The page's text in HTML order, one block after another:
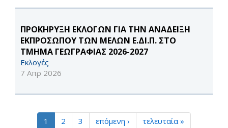
ΠΡΟΚΗΡΥΞΗ ΕΚΛΟΓΩΝ ΓΙΑ ΤΗΝ ΑΝΑΔΕΙΞΗ
ΕΚΠΡΟΣΩΠΟΥ ΤΩΝ ΜΕΛΩΝ Ε.ΔΙ.Π. ΣΤΟ
ΤΜΗΜΑ ΓΕΩΓΡΑΦΙΑΣ 2026-2027
Εκλογές
7 Απρ 2026
1 2 3 επόμενη › τελευταία »